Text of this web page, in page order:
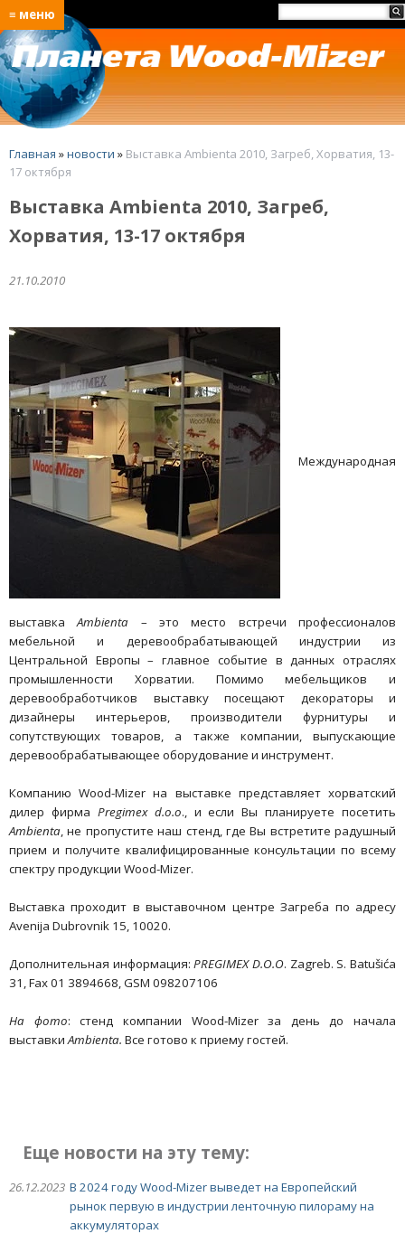
≡ меню
Главная »новости » Выставка Ambienta 2010, Загреб, Хорватия, 13-
17 октября
Выставка Ambienta 2010, Загреб,
Хорватия, 13-17 октября
21.10.2010
Международная
выставкаAmbienta – это место встречи профессионалов
мебельной и деревообрабатывающей индустрии из
Центральной Европы – главное событие в данных отраслях
промышленности Хорватии. Помимо мебельщиков и
деревообработчиков выставку посещают декораторы и
дизайнеры интерьеров, производители фурнитуры и
сопутствующих товаров, а также компании, выпускающие
деревообрабатывающее оборудование и инструмент.
Компанию Wood-Mizer на выставке представляет хорватский
дилер фирма Pregimex d.o.o., и если Вы планируете посетить
Ambienta, не пропустите наш стенд, где Вы встретите радушный
прием и получите квалифицированные консультации по всему
спектру продукции Wood-Mizer.
Выставка проходит в выставочном центре Загреба по адресу
Avenija Dubrovnik 15, 10020.
Дополнительная информация:PREGIMEX D.O.O. Zagreb. S. Batušića
31, Fax 01 3894668, GSM 098207106
На фото: стенд компании Wood-Mizer за день до начала
выставкиAmbienta. Все готово к приему гостей.
Еще новости на эту тему:
26.12.2023 В 2024 году Wood-Mizer выведет на Европейский
рынок первую в индустрии ленточную пилораму на
аккумуляторах